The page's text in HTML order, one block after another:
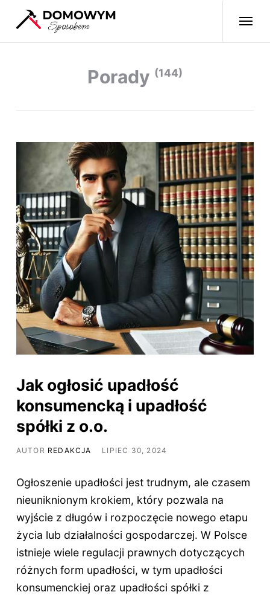
Porady (144)
Jak ogłosić upadłość
konsumencką i upadłość
spółki z o.o.
AUTOR REDAKCJA LIPIEC 30, 2024
Ogłoszenie upadłości jest trudnym, ale czasem
nieuniknionym krokiem, który pozwala na
wyjście z długów i rozpoczęcie nowego etapu
życia lub działalności gospodarczej. W Polsce
istnieje wiele regulacji prawnych dotyczących
różnych form upadłości, w tym upadłości
konsumenckiej oraz upadłości spółki z